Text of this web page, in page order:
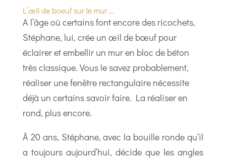
L’œil de boeuf sur le mur …
A l’âge où certains font encore des ricochets,
Stéphane, lui, crée un œil de bœuf pour
éclairer et embellir un mur en bloc de béton
très classique. Vous le savez probablement,
réaliser une fenêtre rectangulaire nécessite
déjà un certains savoir faire. La réaliser en
rond, plus encore.
À 20 ans, Stéphane, avec la bouille ronde qu’il
a toujours aujourd’hui, décide que les angles